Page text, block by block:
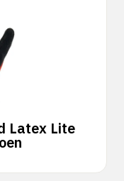
Latex Lite